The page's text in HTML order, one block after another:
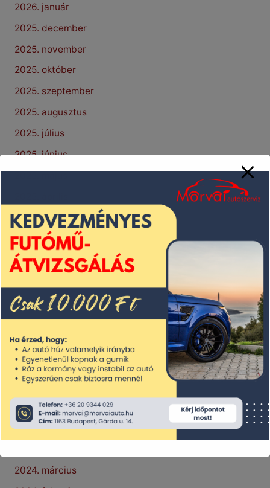
2026. január
2025. december
2025. november
2025. október
2025. szeptember
2025. augusztus
2025. július
2025. június
2025. március
2025. február
2025. január
2024. november
2024. október
2024. szeptember
2024. augusztus
2024. július
2024. június
2024. május
2024. március